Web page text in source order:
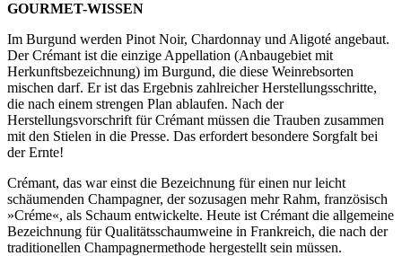
GOURMET-WISSEN
Im Burgund werden Pinot Noir, Chardonnay und Aligoté angebaut.
Der Crémant ist die einzige Appellation (Anbaugebiet mit
Herkunftsbezeichnung) im Burgund, die diese Weinrebsorten
mischen darf. Er ist das Ergebnis zahlreicher Herstellungsschritte,
die nach einem strengen Plan ablaufen. Nach der
Herstellungsvorschrift für Crémant müssen die Trauben zusammen
mit den Stielen in die Presse. Das erfordert besondere Sorgfalt bei
der Ernte!
Crémant, das war einst die Bezeichnung für einen nur leicht
schäumenden Champagner, der sozusagen mehr Rahm, französisch
»Créme«, als Schaum entwickelte. Heute ist Crémant die allgemeine
Bezeichnung für Qualitätsschaumweine in Frankreich, die nach der
traditionellen Champagnermethode hergestellt sein müssen.